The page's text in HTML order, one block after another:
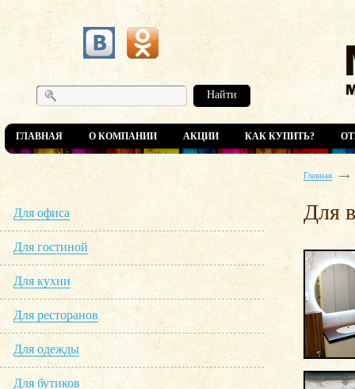
Найти
ГЛАВНАЯ О КОМПАНИИ АКЦИИ КАК КУПИТЬ?
Для офиса
Для гостиной
Для кухни
Для ресторанов
Для одежды
Для бутиков
Главная
Для